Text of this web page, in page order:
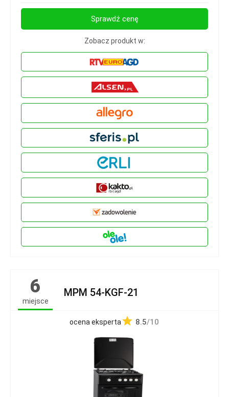
Sprawdź cenę
Zobacz produkt w:
6
miejsce
MPM 54-KGF-21
ocena eksperta 8.5/10